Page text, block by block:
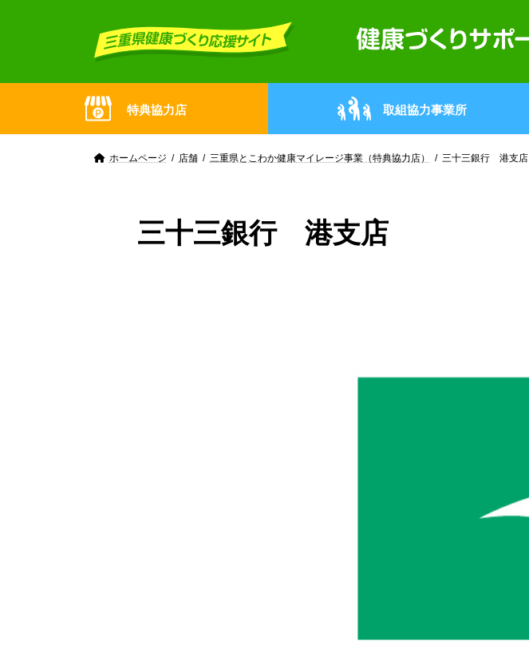
特典協力店 取組協力事業所
ホームページ 店舗 三重県とこわか健康マイレージ事業（特典協力店） 三十三銀行 港支店
三十三銀行 港支店